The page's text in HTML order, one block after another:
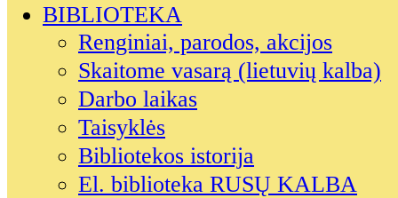
BIBLIOTEKA
Renginiai, parodos, akcijos
Skaitome vasarą (lietuvių kalba)
Darbo laikas
Taisyklės
Bibliotekos istorija
El. biblioteka RUSŲ KALBA